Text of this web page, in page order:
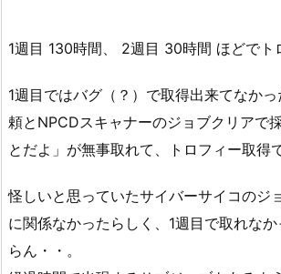
1週目 130時間、 2週目 30時間 ほどでト
1週目ではバグ（？）で取得出来てなか
頼とNPCDスキャナーのジョブクリアで
とだよ」が無事取れて、トロフィー取得
怪しいと思っていたサイバーサイコのジ
に関係なかったらしく、1週目で取れな
らん・・。